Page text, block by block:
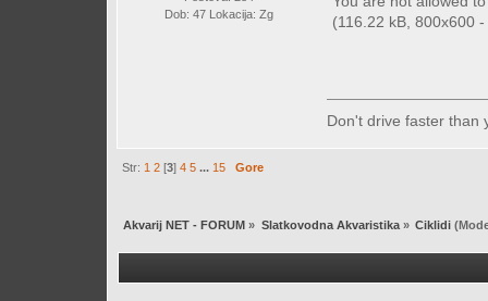
Dob: 47 Lokacija: Zg
(116.22 kB, 800x600
Don't drive faster than
Str: 1 2 [3]4 5 ... 15 Gore
Akvarij NET - FORUM » Slatkovodna Akvaristika» Ciklidi